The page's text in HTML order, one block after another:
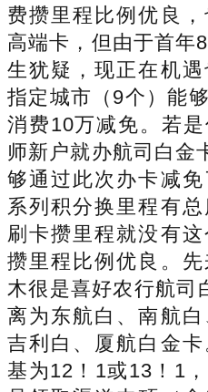
费攒里程比例优良
高端卡，但由于首年
生犹疑，现正在机
指定城市（9个）能
消费10万减免。若
师新户就办航司白金
够通过此次办卡减
系列积分换里程有
刷卡攒里程就没有
攒里程比例优良。
木很是喜好农行航司
离为东航白、南航白
吉利白、厦航白金
基为12！1或13！1